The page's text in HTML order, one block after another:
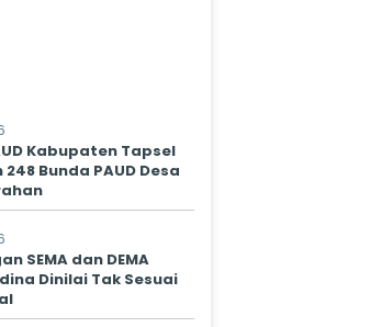
Kabupaten Tapsel
Bunda PAUD Desa
SEMA dan DEMA
Dinilai Tak Sesuai